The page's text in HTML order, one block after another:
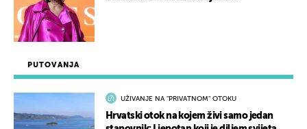
PUTOVANJA
UŽIVANJE NA "PRIVATNOM" OTOKU
Hrvatski otok na kojem živi samo jedan